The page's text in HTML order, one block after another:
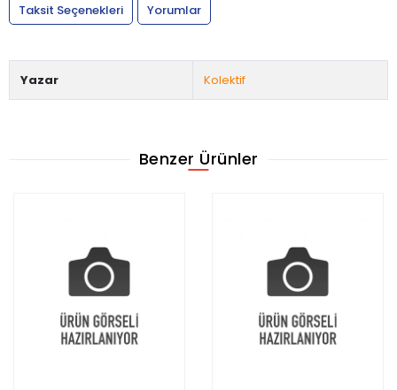
Taksit Seçenekleri
Yorumlar
Yazar Kolektif
Benzer Ürünler